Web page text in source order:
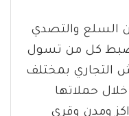
السلع والتصدي
لضبط كل من تسول
التجاري بمختلف
من تحرير 293 محضر تمويني خلال حملاتها
ومدن وقرى